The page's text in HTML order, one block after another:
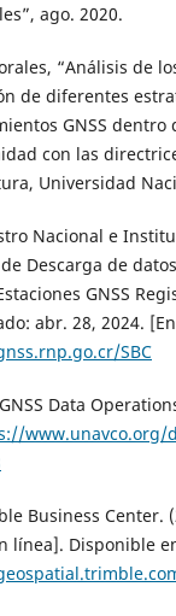
ago. 2020.
“Análisis de
de diferentes
GNSS dentro
con las
Universidad
Nacional e
Descarga de
GNSS
abr. 28, 2024.
SBC
Data
www.unavco.org/
Business Center.
línea]. Disponible